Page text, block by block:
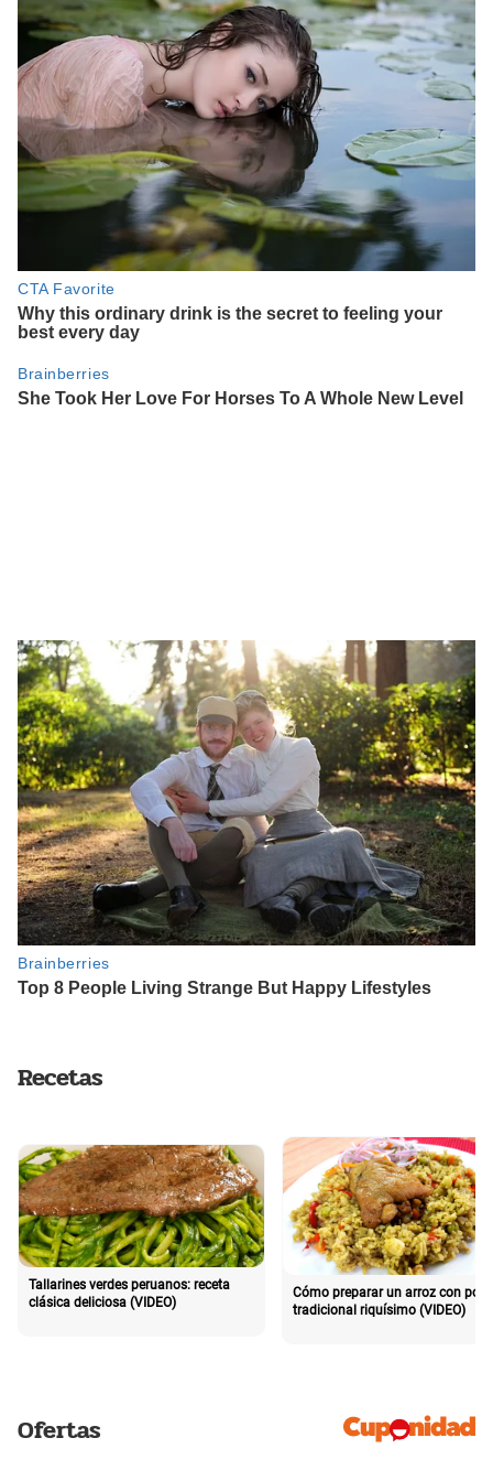
Recetas
Tallarines verdes peruanos: receta
clásica deliciosa (VIDEO)
Cómo preparar un arroz con pollo
tradicional riquísimo (VIDEO)
Ofertas